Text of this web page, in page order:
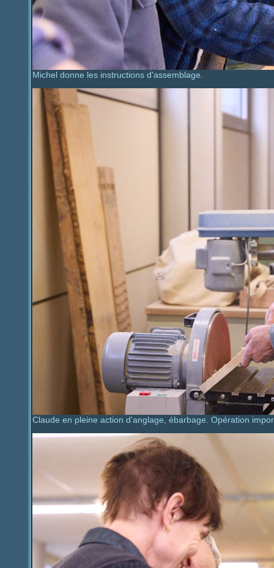
Michel donne les instructions d'assemblage.
Claude en pleine action d'anglage, ébarbage. Opération